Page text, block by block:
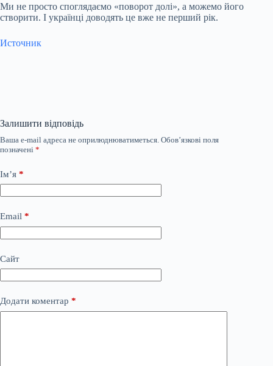
Ми не просто споглядаємо «поворот долі», а можемо його
створити. І українці доводять це вже не перший рік.
Источник
Залишити відповідь
Ваша e-mail адреса не оприлюднюватиметься. Обов’язкові поля
позначені *
Ім’я *
Email *
Сайт
Додати коментар *